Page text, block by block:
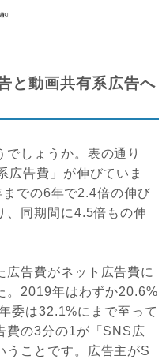
と動画共有系広告へ
しょうか。表の通り
広告費」が伸びていま
での6年で2.4倍の伸び
、同期間に4.5倍もの伸
広告費がネット広告費に
。2019年はわずか20.6%
委は32.1%にまで至って
費の3分の1が「SNS広
うことです。広告主がS